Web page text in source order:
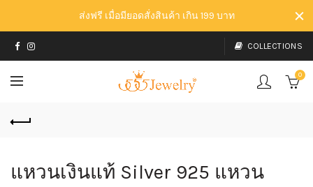
ส่งฟรี เมื่อมียอดสั่งสินค้า เกิน 199 บาท
COLLECTIONS
0
แหวนเงินแท้ Silver 925 แหวน